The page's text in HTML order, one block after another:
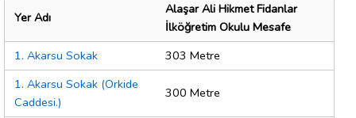
Yer Adı
Alaşar Ali Hikmet Fidanlar
İlköğretim Okulu Mesafe
1. Akarsu Sokak
303 Metre
1. Akarsu Sokak (Orkide
Caddesi.)
300 Metre